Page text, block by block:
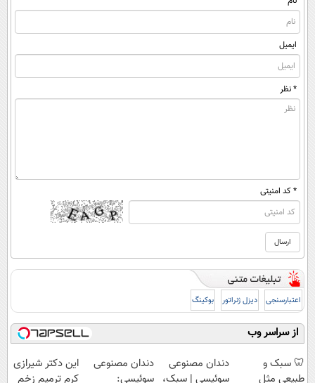
ایمیل
* نظر
* کد امنیتی
اعتبارسنجی دیزل ژنراتور بوکینگ
از سراسر وب
🦷 سبک و
طبیعی مثل
دندان مصنوعی
سوئیسی | سبک،
دندان مصنوعی
سوئیسی:
این دکتر شیرازی
کرم ترمیم زخم